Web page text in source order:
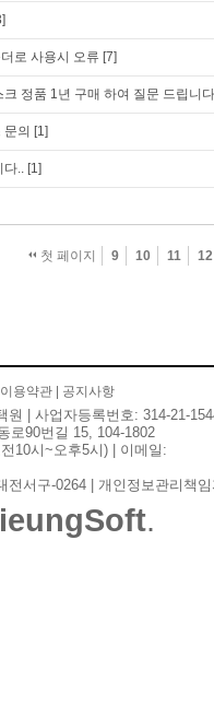
로 사용시 오류 [7]
크 정품 1년 구매 하여 질문 드립니다
의 [1]
다.. [1]
첫 페이지 9 10 11 12
이용약관 공지사항
| 사업자등록번호: 314-21-
로90번길 15, 104-1802
10시~오후5시) | 이메일:
전서구-0264 | 개인정보관리책
ieungSoft.